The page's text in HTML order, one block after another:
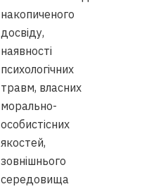
накопиченого
досвіду,
наявності
психологічних
травм, власних
морально-
особистісних
якостей,
зовнішнього
середовища